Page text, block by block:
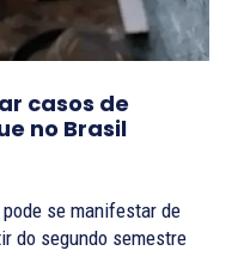
casos de
no Brasil
se manifestar de
do segundo semestre